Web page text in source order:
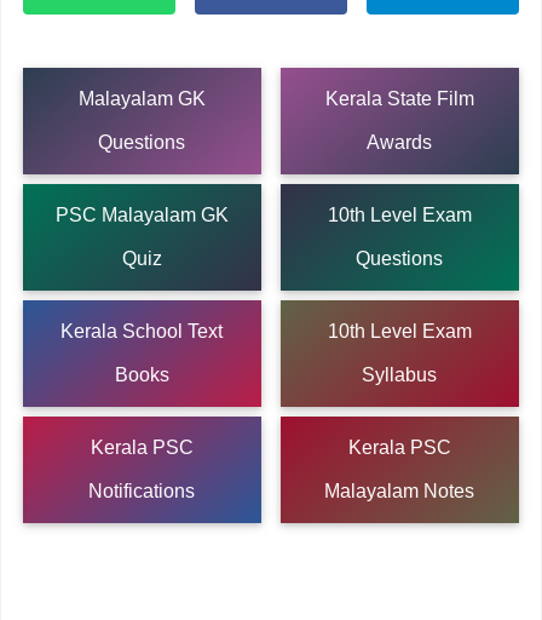
Malayalam GK
Questions
Kerala State Film
Awards
PSC Malayalam GK
Quiz
10th Level Exam
Questions
Kerala School Text
Books
10th Level Exam
Syllabus
Kerala PSC
Notifications
Kerala PSC
Malayalam Notes